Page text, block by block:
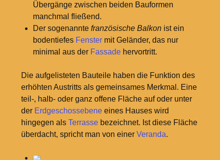
Übergänge zwischen beiden Bauformen
manchmal fließend.
Der sogenannte französische Balkonist ein
bodentiefes Fenstermit Geländer, das nur
minimal aus der Fassadehervortritt.
Die aufgelisteten Bauteile haben die Funktion des
erhöhten Austritts als gemeinsames Merkmal. Eine
teil-, halb- oder ganz offene Fläche auf oder unter
der Erdgeschossebeneeines Hauses wird
hingegen als Terrassebezeichnet. Ist diese Fläche
überdacht, spricht man von einer Veranda.